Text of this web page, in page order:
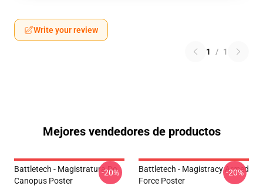
Write your review
1 / 1
Mejores vendedores de productos
Battletech - Magistratura De
Canopus Poster
-20%
Battletech - Magistracy Armed
Force Poster
-20%